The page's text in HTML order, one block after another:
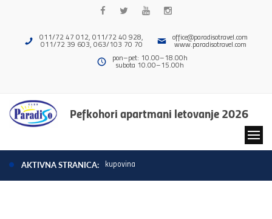
011/72 47 012, 011/72 40 928,
011/72 39 603, 063/103 70 70
office@paradisotravel.com
www.paradisotravel.com
pon–pet: 10.00–18.00h
subota 10.00–15.00h
Pefkohori apartmani letovanje 2026
AKTIVNA STRANICA: kupovina